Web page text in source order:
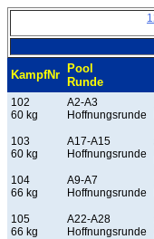
KampfNr
Pool
Runde
102
60 kg
A2-A3
Hoffnungsrunde
103
60 kg
A17-A15
Hoffnungsrunde
104
66 kg
A9-A7
Hoffnungsrunde
105
66 kg
A22-A28
Hoffnungsrunde